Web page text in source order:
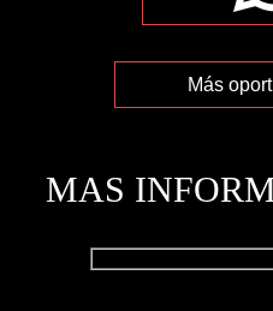
Más
MAS